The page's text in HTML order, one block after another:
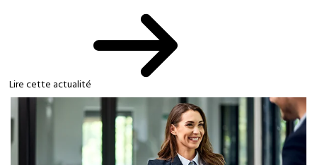
Lire cette actualité